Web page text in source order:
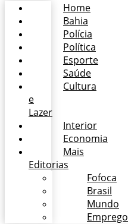
Home
Bahia
Polícia
Política
Esporte
Saúde
Cultura
e
Lazer
Interior
Economia
Mais
Editorias
Fofoca
Brasil
Mundo
Emprego